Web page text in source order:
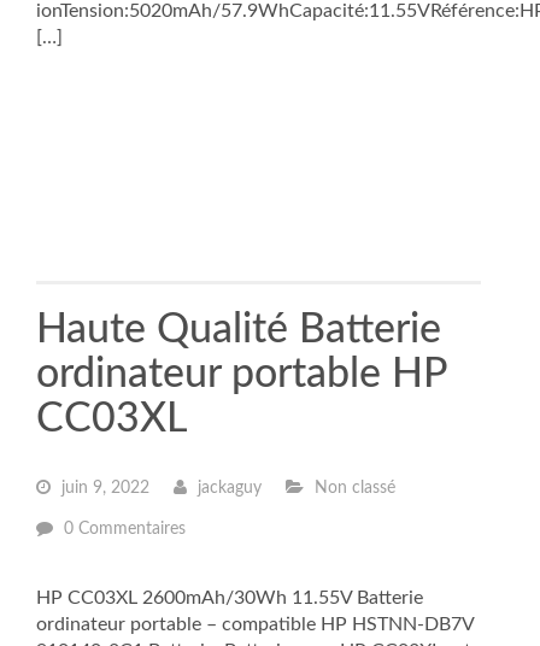
ionTension:5020mAh/
[…]
Haute Qualité Batterie
ordinateur portable HP
CC03XL
juin 9, 2022 jackaguy Non classé
0 Commentaires
HP CC03XL 2600mAh/30Wh 11.55V Batterie
ordinateur portable – compatible HP HSTNN-DB7V